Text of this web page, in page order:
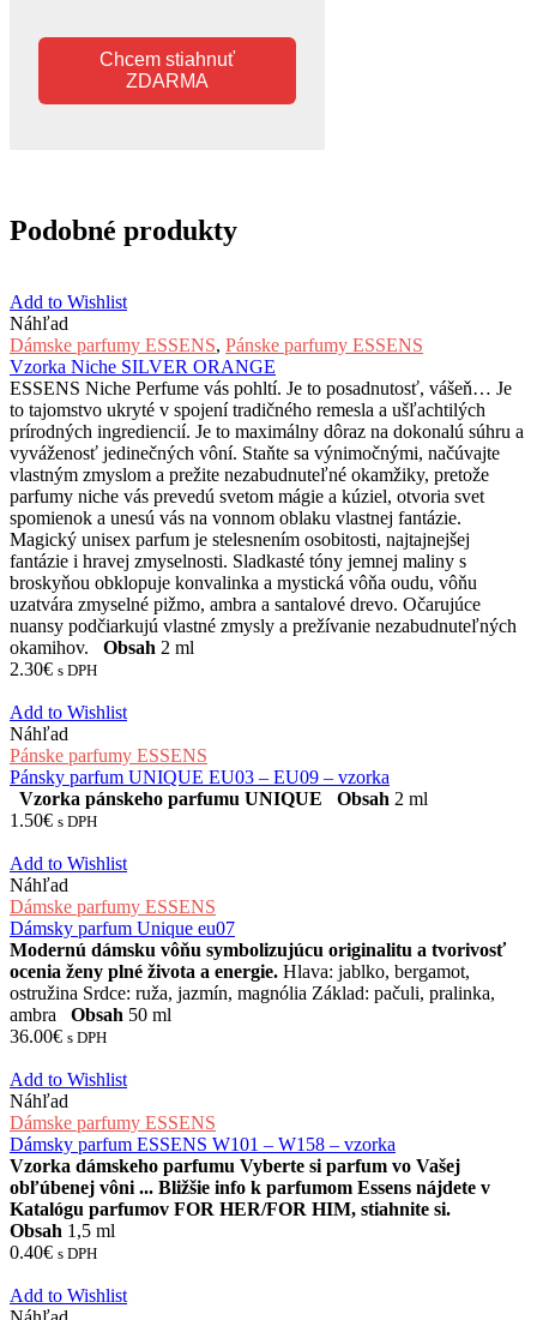
Chcem stiahnuť
ZDARMA
Podobné produkty
Add to Wishlist
Náhľad
Dámske parfumy ESSENS, Pánske parfumy ESSENS
Vzorka Niche SILVER ORANGE
ESSENS Niche Perfume vás pohltí. Je to posadnutosť, vášeň… Je
to tajomstvo ukryté v spojení tradičného remesla a ušľachtilých
prírodných ingrediencií. Je to maximálny dôraz na dokonalú súhru a
vyváženosť jedinečných vôní. Staňte sa výnimočnými, načúvajte
vlastným zmyslom a prežite nezabudnuteľné okamžiky, pretože
parfumy niche vás prevedú svetom mágie a kúziel, otvoria svet
spomienok a unesú vás na vonnom oblaku vlastnej fantázie.
Magický unisex parfum je stelesnením osobitosti, najtajnejšej
fantázie i hravej zmyselnosti. Sladkasté tóny jemnej maliny s
broskyňou obklopuje konvalinka a mystická vôňa oudu, vôňu
uzatvára zmyselné pižmo, ambra a santalové drevo. Očarujúce
nuansy podčiarkujú vlastné zmysly a prežívanie nezabudnuteľných
okamihov. Obsah 2 ml
2.30€ s DPH
Add to Wishlist
Náhľad
Pánske parfumy ESSENS
Pánsky parfum UNIQUE EU03 – EU09 – vzorka
Vzorka pánskeho parfumu UNIQUE
Obsah 2 ml
1.50€ s DPH
Add to Wishlist
Náhľad
Dámske parfumy ESSENS
Dámsky parfum Unique eu07
Modernú dámsku vôňu symbolizujúcu originalitu a tvorivosť
ocenia ženy plné života a energie. Hlava: jablko, bergamot,
ostružina Srdce: ruža, jazmín, magnólia Základ: pačuli, pralinka,
ambra Obsah 50 ml
36.00€ s DPH
Add to Wishlist
Náhľad
Dámske parfumy ESSENS
Dámsky parfum ESSENS W101 – W158 – vzorka
Vzorka dámskeho parfumu Vyberte si parfum vo Vašej
obľúbenej vôni ... Bližšie info k parfumom Essens nájdete v
Katalógu parfumov FOR HER/FOR HIM, stiahnite si.
Obsah 1,5 ml
0.40€ s DPH
Add to Wishlist